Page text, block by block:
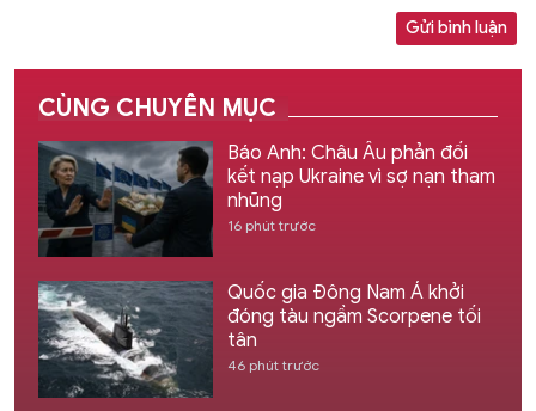
Gửi bình luận
CÙNG CHUYÊN MỤC
Báo Anh: Châu Âu phản đối
kết nạp Ukraine vì sợ nạn tham
nhũng
16 phút trước
Quốc gia Đông Nam Á khởi
đóng tàu ngầm Scorpene tối
tân
46 phút trước